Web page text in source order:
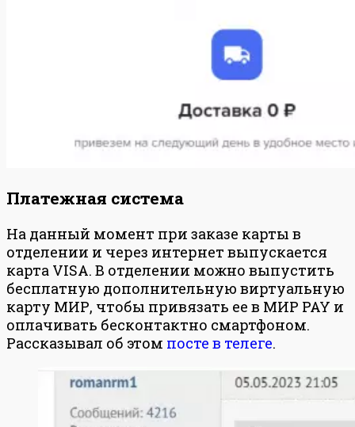
Платежная система
На данный момент при заказе карты в
отделении и через интернет выпускается
карта VISA. В отделении можно выпустить
бесплатную дополнительную виртуальную
карту МИР, чтобы привязать ее в МИР PAY и
оплачивать бесконтактно смартфоном.
Рассказывал об этом посте в телеге.